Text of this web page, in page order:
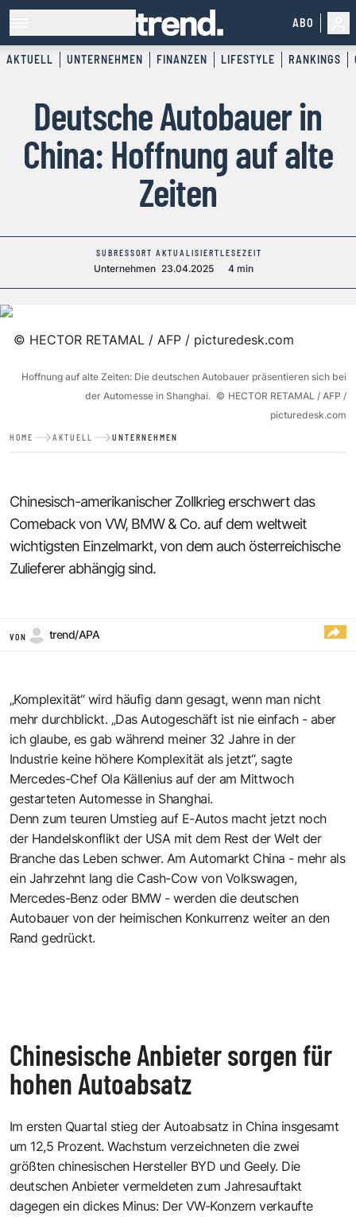
ABO
AKTUELL UNTERNEHMEN FINANZEN LIFESTYLE RANKINGS
Deutsche Autobauer in
China: Hoffnung auf alte
Zeiten
SUBRESSORT
Unternehmen
AKTUALISIERT
23.04.2025
LESEZEIT
4 min
© HECTOR RETAMAL / AFP / picturedesk.com
Hoffnung auf alte Zeiten: Die deutschen Autobauer präsentieren sich bei
der Automesse in Shanghai. © HECTOR RETAMAL / AFP /
picturedesk.com
HOME AKTUELL UNTERNEHMEN
Chinesisch-amerikanischer Zollkrieg erschwert das
Comeback von VW, BMW & Co. auf dem weltweit
wichtigsten Einzelmarkt, von dem auch österreichische
Zulieferer abhängig sind.
VON trend/APA
„Komplexität“ wird häufig dann gesagt, wenn man nicht
mehr durchblickt. „Das Autogeschäft ist nie einfach - aber
ich glaube, es gab während meiner 32 Jahre in der
Industrie keine höhere Komplexität als jetzt“, sagte
Mercedes-Chef Ola Källenius auf der am Mittwoch
gestarteten Automesse in Shanghai.
Denn zum teuren Umstieg auf E-Autos macht jetzt noch
der Handelskonflikt der USA mit dem Rest der Welt der
Branche das Leben schwer. Am Automarkt China - mehr als
ein Jahrzehnt lang die Cash-Cow von Volkswagen,
Mercedes-Benz oder BMW - werden die deutschen
Autobauer von der heimischen Konkurrenz weiter an den
Rand gedrückt.
Chinesische Anbieter sorgen für
hohen Autoabsatz
Im ersten Quartal stieg der Autoabsatz in China insgesamt
um 12,5 Prozent. Wachstum verzeichneten die zwei
größten chinesischen Hersteller BYD und Geely. Die
deutschen Anbieter vermeldeten zum Jahresauftakt
dagegen ein dickes Minus: Der VW-Konzern verkaufte